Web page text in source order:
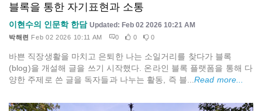
블록을 통한 자기표현과 소통
이현수의 인문학 한담 Updated: Feb 02 2026 10:21 AM
박해련 Feb 02 2026 10:11 AM 0 0 0
바쁜 직장생활을 마치고 은퇴한 나는 소일거리를 찾다가 블록
(blog)을 개설해 글을 쓰기 시작했다. 온라인 블록 플랫폼을 통해 다
양한 주제로 쓴 글을 독자들과 나누는 활동, 즉 블...Read more...